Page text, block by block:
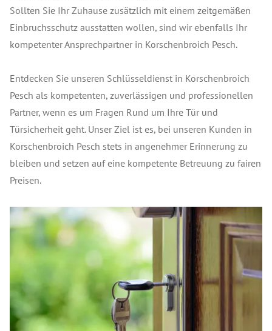
Sollten Sie Ihr Zuhause zusätzlich mit einem zeitgemäßen
Einbruchsschutz ausstatten wollen, sind wir ebenfalls Ihr
kompetenter Ansprechpartner in Korschenbroich Pesch.
Entdecken Sie unseren Schlüsseldienst in Korschenbroich
Pesch als kompetenten, zuverlässigen und professionellen
Partner, wenn es um Fragen Rund um Ihre Tür und
Türsicherheit geht. Unser Ziel ist es, bei unseren Kunden in
Korschenbroich Pesch stets in angenehmer Erinnerung zu
bleiben und setzen auf eine kompetente Betreuung zu fairen
Preisen.